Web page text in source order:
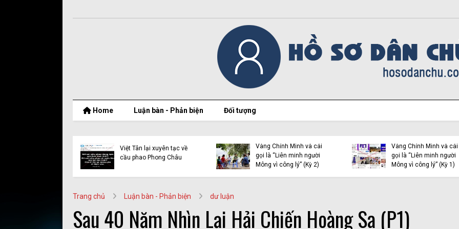
Home Luận bàn - Phản biện Đối tượng
Việt Tân lại xuyên tạc về
cầu phao Phong Châu
Vàng Chỉnh Mình và cái
gọi là “Liên minh người
Mông vì công lý” (Kỳ 2)
Vàng Chỉnh Mình và cái
gọi là “Liên minh người
Mông vì công lý” (Kỳ 1)
Trang chủ Luận bàn - Phản biện dư luận
Sau 40 Năm Nhìn Lại Hải Chiến Hoàng Sa (P1)